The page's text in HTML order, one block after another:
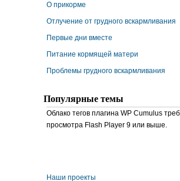
О прикорме
Отлучение от грудного вскармливания
Первые дни вместе
Питание кормящей матери
Проблемы грудного вскармливания
Популярные темы
Облако тегов плагина WP Cumulus
просмотра Flash Player 9 или выше.
Наши проекты